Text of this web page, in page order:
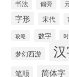
书法 偏旁
字形 宋代
攻略 数字
梦幻西游
笔顺 简体字